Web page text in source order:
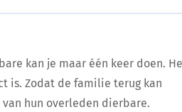
kan je maar één keer doen.
is. Zodat de familie terug kan
hun overleden dierbare.